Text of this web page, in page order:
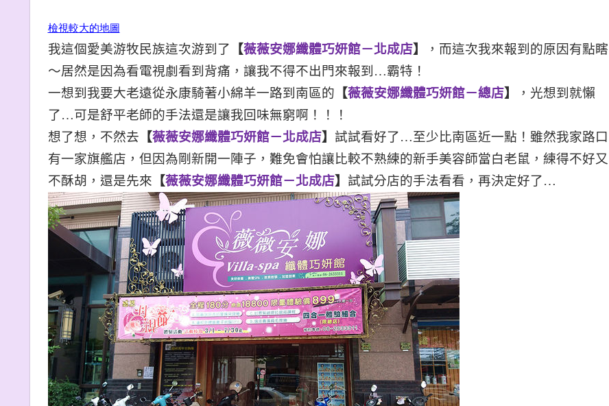
檢視較大的地圖
我這個愛美游牧民族這次游到了 【薇薇安娜纖體巧妍館－北成店】
，而這次我來報到的原因有點瞎
〜居然是因為看電視劇看到背痛，讓我不得不出門來報到…霸特！
一想到我要大老遠從永康騎著小綿羊一路到南區的 【薇薇安娜纖體巧妍館－總店】
，光想到就懶
了…可是舒平老師的手法還是讓我回味無窮啊！！！
想了想，不然去 【薇薇安娜纖體巧妍館－北成店】 試試看好了…至少比南區近一點！雖然我家路口
有一家旗艦店，但因為剛新開一陣子，難免會怕讓比較不熟練的新手美容師當白老鼠，練得不好又
不酥胡，還是先來 【薇薇安娜纖體巧妍館－北成店】 試試分店的手法看看，再決定好了…